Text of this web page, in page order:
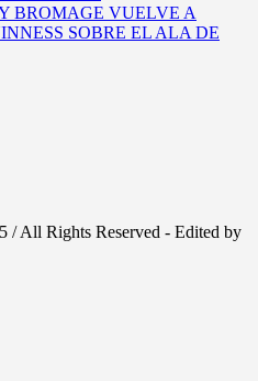
BROMAGE VUELVE A
SOBRE EL ALA DE
/ All Rights Reserved - Edited by